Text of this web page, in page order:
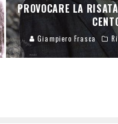
PROVOCARE LA
Giampiero Frasca